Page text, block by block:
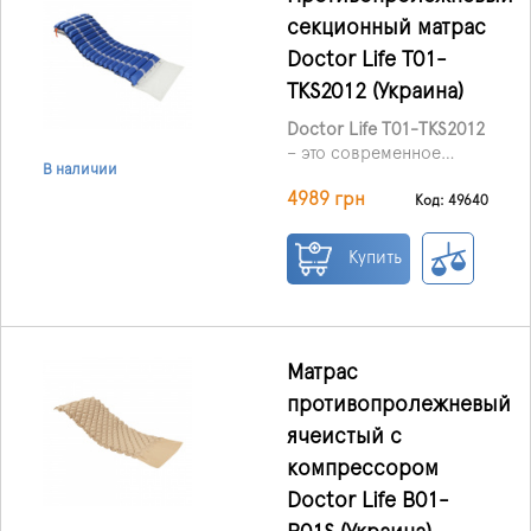
стационара.
В наличии
секционный матрас
Doctor Life Т01-
TKS2012 (Украина)
Doctor Life T01-TKS2012
– это современное
профилактики и
пациентов, длительно
находящихся в лежачем
дома, так и в
рекомендован при
заболеваниях опорно-
двигательной и
центральной нервной
системы, а также при
4989 грн Код: 49640
Купить
Матрас
противопролежневый
ячеистый с
компрессором
Doctor Life B01-